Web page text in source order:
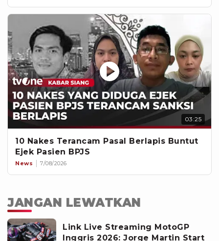
03:25
10 Nakes Terancam Pasal Berlapis Buntut
Ejek Pasien BPJS
News 7/08/2026
JANGAN LEWATKAN
Link Live Streaming MotoGP
Inggris 2026: Jorge Martin Start